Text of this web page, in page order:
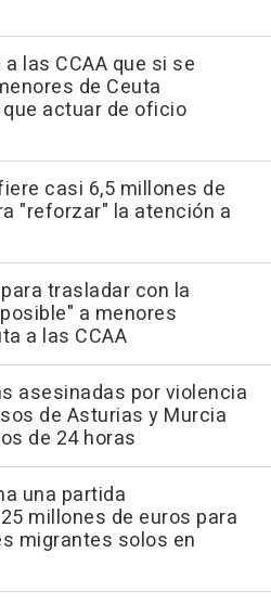
las CCAA que si se
de Ceuta
actuar de oficio
casi 6,5 millones de
"reforzar" la atención a
trasladar con la
a menores
a las CCAA
asesinadas por violencia
de Asturias y Murcia
de 24 horas
una partida
millones de euros para
migrantes solos en